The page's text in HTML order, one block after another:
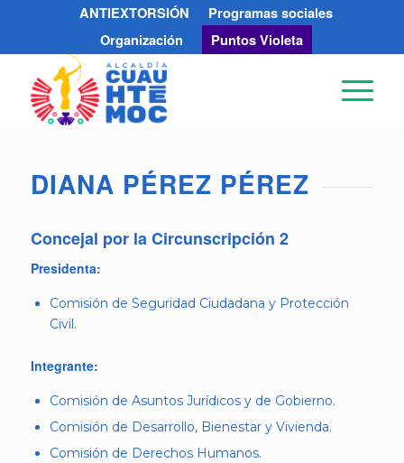
ANTIEXTORSIÓN
Programas sociales
Organización
Puntos Violeta
DIANA PÉREZ PÉREZ
Concejal por la Circunscripción 2
Presidenta:
Comisión de Seguridad Ciudadana y Protección
Civil.
Integrante:
Comisión de Asuntos Jurídicos y de Gobierno.
Comisión de Desarrollo, Bienestar y Vivienda.
Comisión de Derechos Humanos.